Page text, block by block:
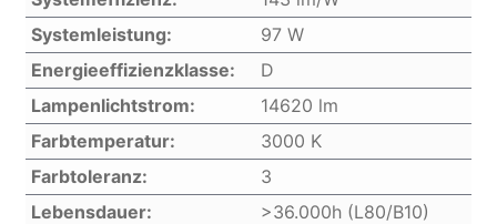
Systemleistung:
97 W
Energieeffizienzklasse:
D
Lampenlichtstrom:
14620 lm
Farbtemperatur:
3000 K
Farbtoleranz:
3
Lebensdauer:
>36.000h (L80/B10)